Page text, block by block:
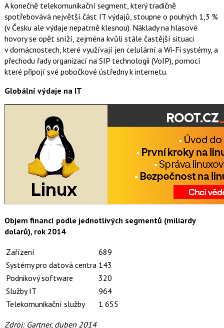
A konečně telekomunikační segment, který tradičně
spotřebovává největší část IT výdajů, stoupne o pouhých 1,3 %
(v Česku ale výdaje nepatrně klesnou). Náklady na hlasové
hovory se opět sníží, zejména kvůli stále častější situaci
v domácnostech, které využívají jen celulární a Wi-Fi systémy, a
přechodu řady organizací na SIP technologii (VoIP), pomocí
které připojí své pobočkové ústředny k internetu.
Globální výdaje na IT
Objem financí podle jednotlivých segmentů (miliardy
dolarů), rok 2014
Zařízení
689
Systémy pro datová centra 143
Podnikový software
320
Služby IT
964
Telekomunikační služby
1 655
Zdroj: Gartner, duben 2014